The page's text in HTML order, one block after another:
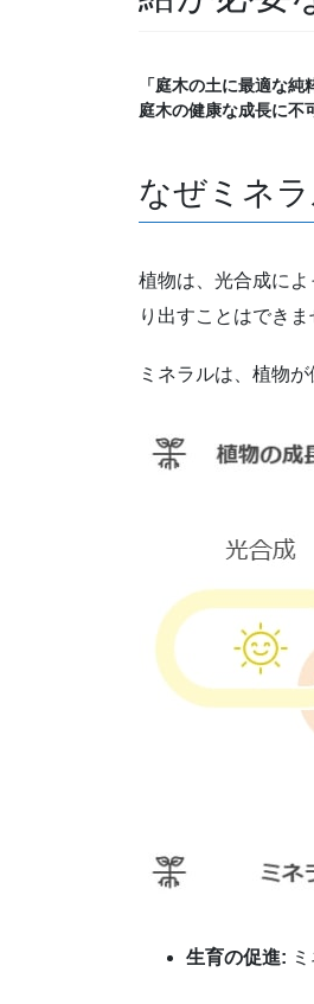
「庭木の土に最適な純
庭木の健康な成長に不
なぜミネ
植物は、光合成に
り出すことはできま
ミネラルは、植物
生育の促進: